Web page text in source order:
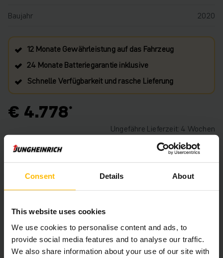
Consent Details About
This website uses cookies
We use cookies to personalise content and ads, to
provide social media features and to analyse our traffic.
We also share information about your use of our site with
Baujahr
2020
12 Monate Gewährleistung auf das Fahrzeug
24 Monate Batteriegarantie inklusive
Schnelle Verfügbarkeit und rasche Lieferung
€ 4.778
Ungefähre Lieferzeit: 4 Wochen
HABEN SIE FRAGEN ZU DIESEM PRODUKT?
Der Zwischenverkauf ist vorbehalten.